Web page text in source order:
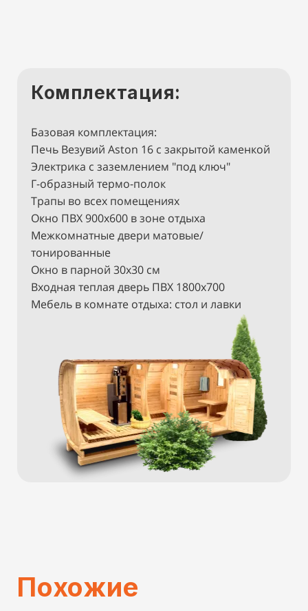
Комплектация:
Базовая комплектация:
Печь Везувий Aston 16 с закрытой каменкой
Электрика с заземлением "под ключ"
Г-образный термо-полок
Трапы во всех помещениях
Окно ПВХ 900х600 в зоне отдыха
Межкомнатные двери матовые/
тонированные
Окно в парной 30х30 см
Входная теплая дверь ПВХ 1800х700
Мебель в комнате отдыха: стол и лавки
Похожие